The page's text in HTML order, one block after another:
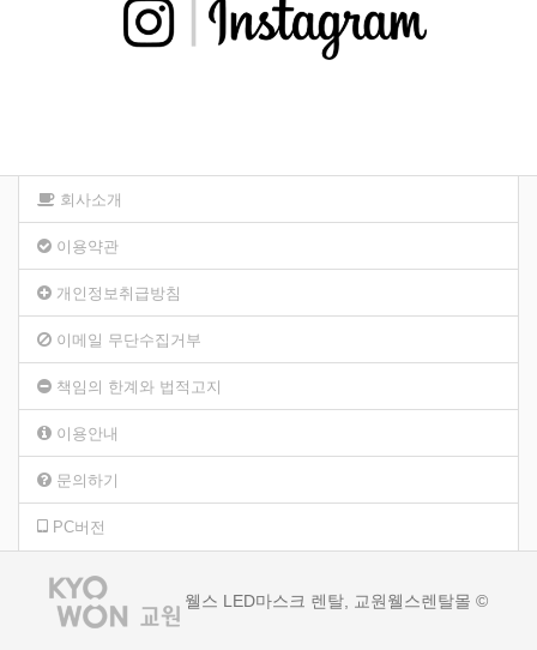
회사소개
이용약관
개인정보취급방침
이메일 무단수집거부
책임의 한계와 법적고지
이용안내
문의하기
PC버전
웰스 LED마스크 렌탈, 교원웰스렌탈몰 ©